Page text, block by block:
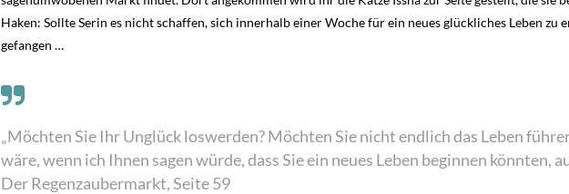
Haken: Sollte Serin es nicht schaffen, sich innerhalb einer Woche für ein neues glückliches Leben
gefangen …
„Möchten Sie Ihr Unglück loswerden? Möchten Sie nicht endlich das Leben
wäre, wenn ich Ihnen sagen würde, dass Sie ein neues Leben beginnen könnten,
Der Regenzaubermarkt, Seite 59